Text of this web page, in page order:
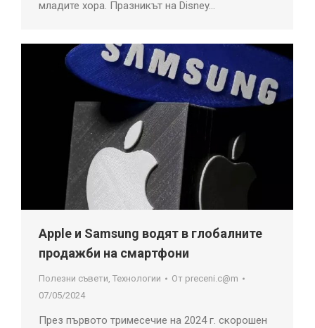
младите хора. Празникът на Disney…
Apple и Samsung водят в глобалните
продажби на смартфони
Полезни съвети, Технологии От preceni.c@m
07/05/2024
През първото тримесечие на 2024 г. скорошен